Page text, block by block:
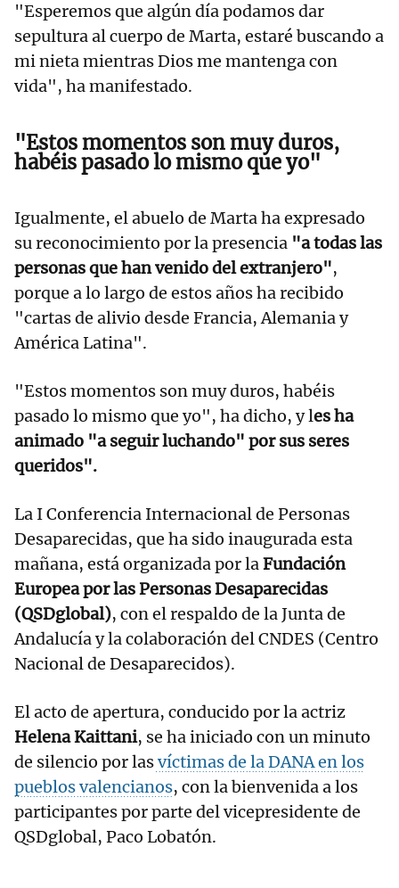
"Esperemos que algún día podamos dar
sepultura al cuerpo de Marta, estaré buscando a
mi nieta mientras Dios me mantenga con
vida", ha manifestado.
"Estos momentos son muy duros,
habéis pasado lo mismo que yo"
Igualmente, el abuelo de Marta ha expresado
su reconocimiento por la presencia "a todas las
personas que han venido del extranjero",
porque a lo largo de estos años ha recibido
"cartas de alivio desde Francia, Alemania y
América Latina".
"Estos momentos son muy duros, habéis
pasado lo mismo que yo", ha dicho, y les ha
animado "a seguir luchando" por sus seres
queridos".
La I Conferencia Internacional de Personas
Desaparecidas, que ha sido inaugurada esta
mañana, está organizada por laFundación
Europea por las Personas Desaparecidas
(QSDglobal), con el respaldo de la Junta de
Andalucía y la colaboración del CNDES (Centro
Nacional de Desaparecidos).
El acto de apertura, conducido por la actriz
Helena Kaittani, se ha iniciado con un minuto
de silencio por lasvíctimas de la DANA en los
pueblos valencianos, con la bienvenida a los
participantes por parte del vicepresidente de
QSDglobal, Paco Lobatón.